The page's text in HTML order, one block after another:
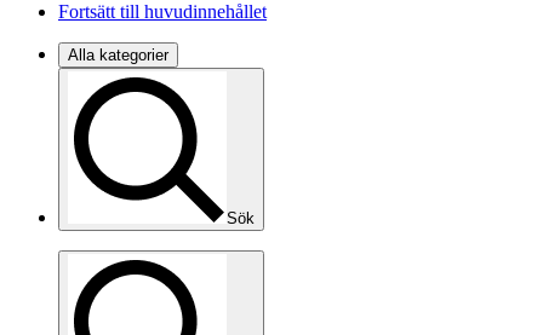
Fortsätt till huvudinnehållet
Alla kategorier
Sök